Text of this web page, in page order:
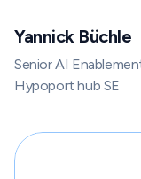
Yannick Büchle
Senior AI
Hypoport hub SE